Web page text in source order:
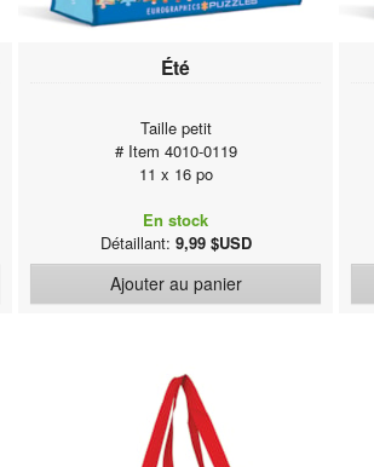
Été
Taille petit
# Item 4010-0119
11 x 16 po
En stock
Détaillant: 9,99 $USD
Ajouter au panier